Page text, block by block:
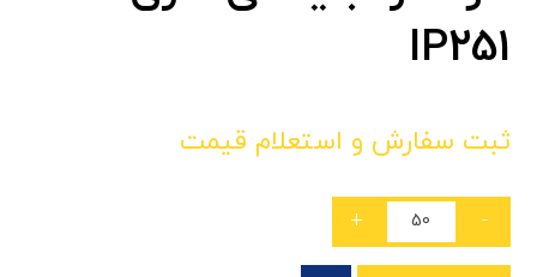
IP251
ثبت سفارش و استعلام قیمت
-
+